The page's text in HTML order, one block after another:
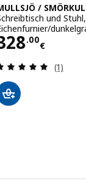
/
und Stuhl,
.00
€
(1)